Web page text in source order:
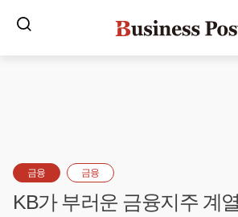
금융 금융
KB가 부러운 금융지주 계